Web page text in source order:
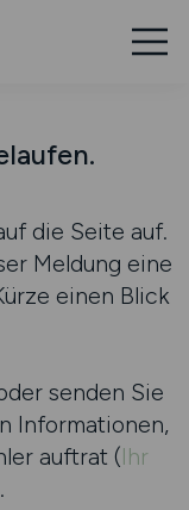
die Seite auf.
Meldung eine
einen Blick
senden Sie
Informationen,
auftrat (Ihr